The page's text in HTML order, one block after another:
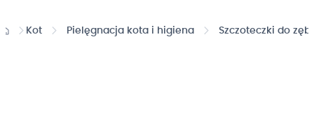
Kot Pielęgnacja kota i higiena Szczoteczki do